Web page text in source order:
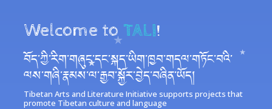
Welcome to TALI!
བོད་ཀྱི་རིག་གཞུང་དང་སྐད་ཡིག་ཁྱབ་གདལ་གཏོང་བའི་
ལས་གཞི་རྣམས་ལ་རྒྱབ་སྐྱོར་བྱེད་བཞིན་ཡོད།
Tibetan Arts and Literature Initiative supports projects that
promote Tibetan culture and language